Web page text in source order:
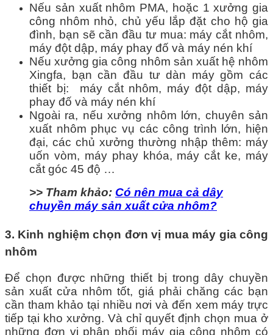
Nếu sản xuất nhôm PMA, hoặc 1 xưởng gia
công nhôm nhỏ, chủ yếu lắp đặt cho hộ gia
đình, bạn sẽ cần đầu tư mua: máy cắt nhôm,
máy đột dập, máy phay đố và máy nén khí
Nếu xưởng gia công nhôm sản xuất hệ nhôm
Xingfa, bạn cần đầu tư dàn máy gồm các
thiết bị: máy cắt nhôm, máy đột dập, máy
phay đố và máy nén khí
Ngoài ra, nếu xưởng nhôm lớn, chuyên sản
xuất nhôm phục vụ các công trình lớn, hiện
đại, các chủ xưởng thường nhập thêm: máy
uốn vòm, máy phay khóa, máy cắt ke, máy
cắt góc 45 độ …
>> Tham khảo: Có nên mua cả dây
chuyền máy sản xuất cửa nhôm?
3. Kinh nghiệm chọn đơn vị mua máy gia công
nhôm
Để chọn được những thiết bị trong dây chuyền
sản xuất cửa nhôm tốt, giá phải chăng các bạn
cần tham khảo tại nhiều nơi và đến xem máy trực
tiếp tại kho xưởng. Và chỉ quyết định chọn mua ở
những đơn vị phân phối máy gia công nhôm có